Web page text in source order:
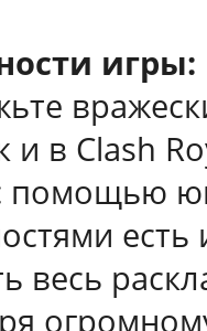
игры:
и в Clash
помощью
весь